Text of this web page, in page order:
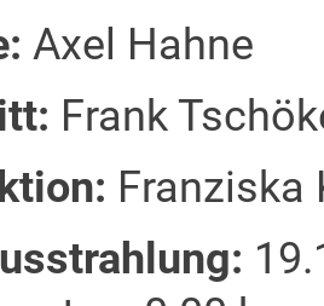
Axel Hahne
Frank
Franziska